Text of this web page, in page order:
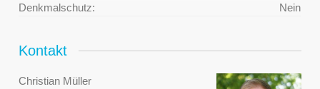
Denkmalschutz:
Nein
Kontakt
Christian Müller